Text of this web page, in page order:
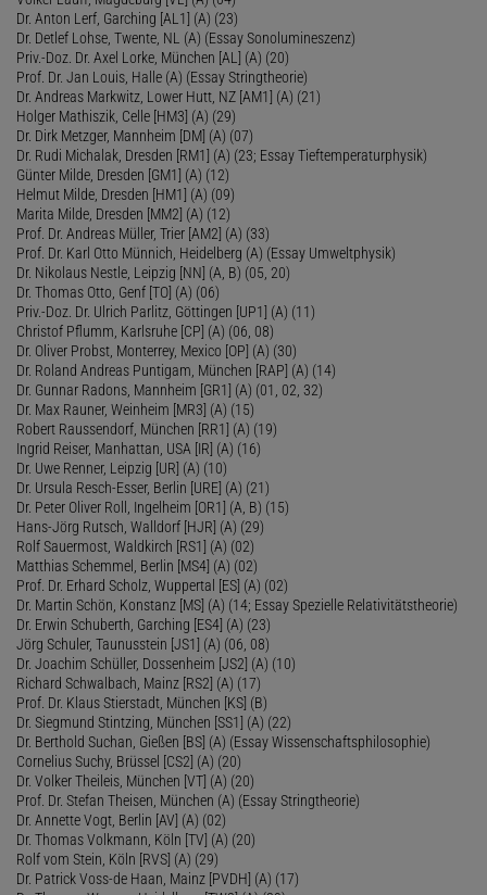
Dr. Anton Lerf, Garching [AL1] (A) (23)
Dr. Detlef Lohse, Twente, NL (A) (Essay Sonolumineszenz)
Priv.-Doz. Dr. Axel Lorke, München [AL] (A) (20)
Prof. Dr. Jan Louis, Halle (A) (Essay Stringtheorie)
Dr. Andreas Markwitz, Lower Hutt, NZ [AM1] (A) (21)
Holger Mathiszik, Celle [HM3] (A) (29)
Dr. Dirk Metzger, Mannheim [DM] (A) (07)
Dr. Rudi Michalak, Dresden [RM1] (A) (23; Essay Tieftemperaturphysik)
Günter Milde, Dresden [GM1] (A) (12)
Helmut Milde, Dresden [HM1] (A) (09)
Marita Milde, Dresden [MM2] (A) (12)
Prof. Dr. Andreas Müller, Trier [AM2] (A) (33)
Prof. Dr. Karl Otto Münnich, Heidelberg (A) (Essay Umweltphysik)
Dr. Nikolaus Nestle, Leipzig [NN] (A, B) (05, 20)
Dr. Thomas Otto, Genf [TO] (A) (06)
Priv.-Doz. Dr. Ulrich Parlitz, Göttingen [UP1] (A) (11)
Christof Pflumm, Karlsruhe [CP] (A) (06, 08)
Dr. Oliver Probst, Monterrey, Mexico [OP] (A) (30)
Dr. Roland Andreas Puntigam, München [RAP] (A) (14)
Dr. Gunnar Radons, Mannheim [GR1] (A) (01, 02, 32)
Dr. Max Rauner, Weinheim [MR3] (A) (15)
Robert Raussendorf, München [RR1] (A) (19)
Ingrid Reiser, Manhattan, USA [IR] (A) (16)
Dr. Uwe Renner, Leipzig [UR] (A) (10)
Dr. Ursula Resch-Esser, Berlin [URE] (A) (21)
Dr. Peter Oliver Roll, Ingelheim [OR1] (A, B) (15)
Hans-Jörg Rutsch, Walldorf [HJR] (A) (29)
Rolf Sauermost, Waldkirch [RS1] (A) (02)
Matthias Schemmel, Berlin [MS4] (A) (02)
Prof. Dr. Erhard Scholz, Wuppertal [ES] (A) (02)
Dr. Martin Schön, Konstanz [MS] (A) (14; Essay Spezielle Relativitätstheorie)
Dr. Erwin Schuberth, Garching [ES4] (A) (23)
Jörg Schuler, Taunusstein [JS1] (A) (06, 08)
Dr. Joachim Schüller, Dossenheim [JS2] (A) (10)
Richard Schwalbach, Mainz [RS2] (A) (17)
Prof. Dr. Klaus Stierstadt, München [KS] (B)
Dr. Siegmund Stintzing, München [SS1] (A) (22)
Dr. Berthold Suchan, Gießen [BS] (A) (Essay Wissenschaftsphilosophie)
Cornelius Suchy, Brüssel [CS2] (A) (20)
Dr. Volker Theileis, München [VT] (A) (20)
Prof. Dr. Stefan Theisen, München (A) (Essay Stringtheorie)
Dr. Annette Vogt, Berlin [AV] (A) (02)
Dr. Thomas Volkmann, Köln [TV] (A) (20)
Rolf vom Stein, Köln [RVS] (A) (29)
Dr. Patrick Voss-de Haan, Mainz [PVDH] (A) (17)